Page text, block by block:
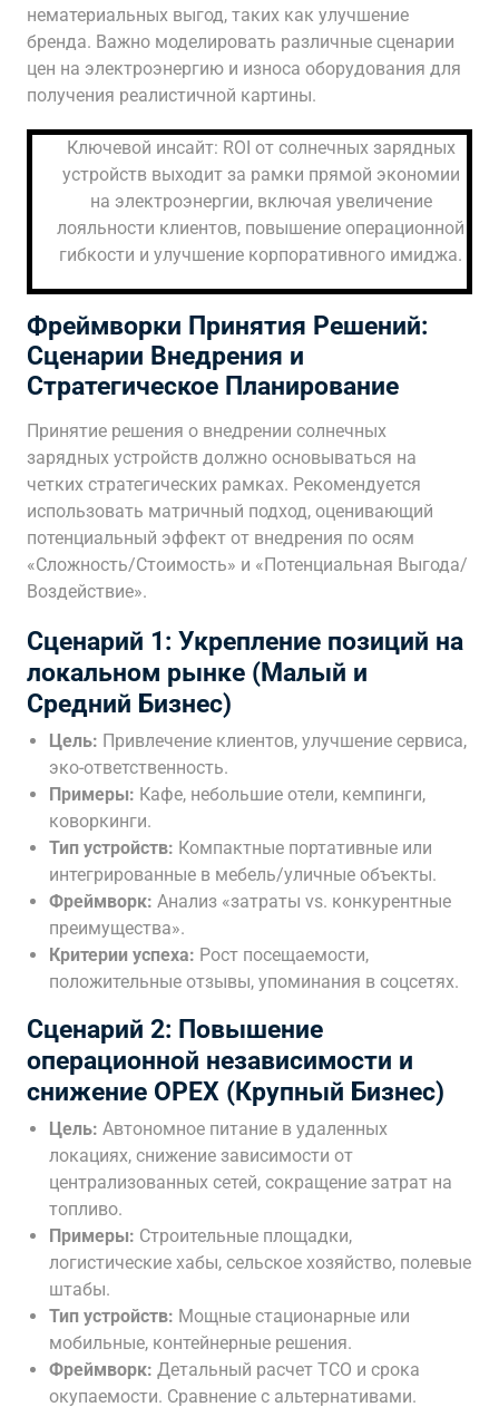
нематериальных выгод, таких как улучшение
бренда. Важно моделировать различные сценарии
цен на электроэнергию и износа оборудования для
получения реалистичной картины.
Ключевой инсайт: ROI от солнечных зарядных
устройств выходит за рамки прямой экономии
на электроэнергии, включая увеличение
лояльности клиентов, повышение операционной
гибкости и улучшение корпоративного имиджа.
Фреймворки Принятия Решений:
Сценарии Внедрения и
Стратегическое Планирование
Принятие решения о внедрении солнечных
зарядных устройств должно основываться на
четких стратегических рамках. Рекомендуется
использовать матричный подход, оценивающий
потенциальный эффект от внедрения по осям
«Сложность/Стоимость» и «Потенциальная Выгода/
Воздействие».
Сценарий 1: Укрепление позиций на
локальном рынке (Малый и
Средний Бизнес)
Цель: Привлечение клиентов, улучшение сервиса,
эко-ответственность.
Примеры: Кафе, небольшие отели, кемпинги,
коворкинги.
Тип устройств: Компактные портативные или
интегрированные в мебель/уличные объекты.
Фреймворк: Анализ «затраты vs. конкурентные
преимущества».
Критерии успеха: Рост посещаемости,
положительные отзывы, упоминания в соцсетях.
Сценарий 2: Повышение
операционной независимости и
снижение OPEX (Крупный Бизнес)
Цель: Автономное питание в удаленных
локациях, снижение зависимости от
централизованных сетей, сокращение затрат на
топливо.
Примеры: Строительные площадки,
логистические хабы, сельское хозяйство, полевые
штабы.
Тип устройств: Мощные стационарные или
мобильные, контейнерные решения.
Фреймворк: Детальный расчет TCO и срока
окупаемости. Сравнение с альтернативами.